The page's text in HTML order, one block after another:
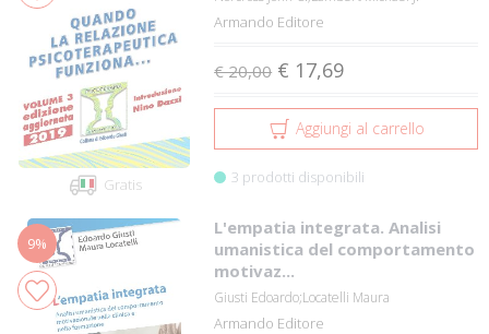
Gratis
Armando Editore
€ 20,00 € 17,69
Aggiungi al carrello
3 prodotti disponibili
9%
L'empatia integrata. Analisi
umanistica del comportamento
motivaz...
Giusti Edoardo;Locatelli Maura
Armando Editore